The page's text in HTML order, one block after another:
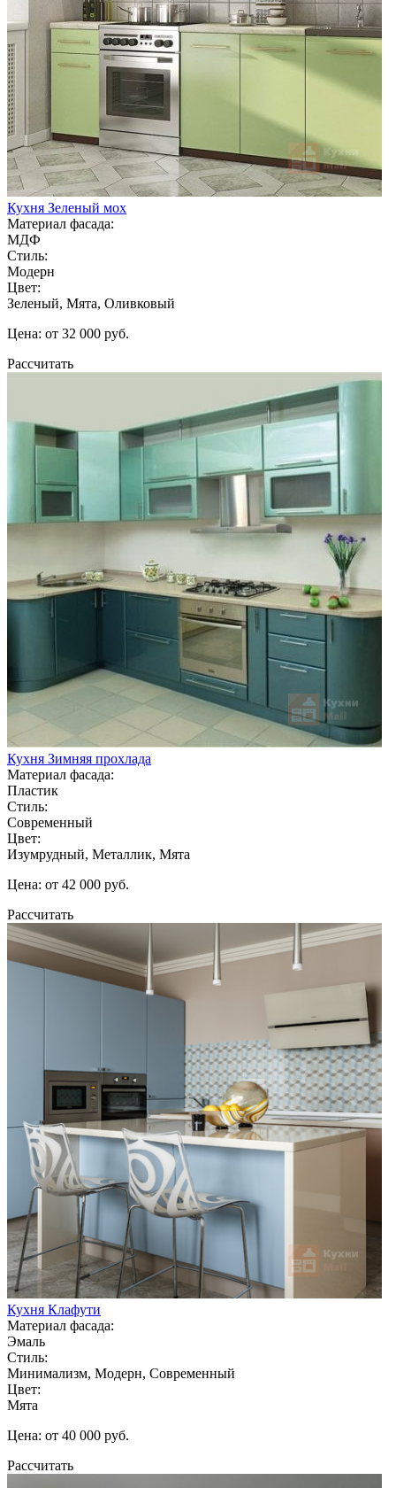
Кухня Зеленый мох
Материал фасада:
МДФ
Стиль:
Модерн
Цвет:
Зеленый, Мята, Оливковый
Цена: от 32 000 руб.
Рассчитать
Кухня Зимняя прохлада
Материал фасада:
Пластик
Стиль:
Современный
Цвет:
Изумрудный, Металлик, Мята
Цена: от 42 000 руб.
Рассчитать
Кухня Клафути
Материал фасада:
Эмаль
Стиль:
Минимализм, Модерн, Современный
Цвет:
Мята
Цена: от 40 000 руб.
Рассчитать